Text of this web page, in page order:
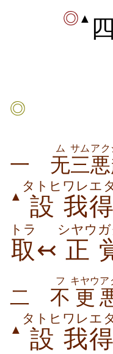
◎ ▲
◎
一 无
ム
三
サム アク
▲ 設
タトヒ
我
ワレエ
取
トラ
↢ 正
シヤウ
二 不
フ
更
キヤウア
▲ 設
タトヒ
我
ワレエ